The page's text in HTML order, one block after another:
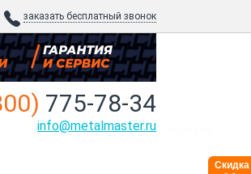
заказать бесплатный звонок
775-78-34
info@metalmaster.ru
сейчасэтот товар
смотрят 5 человек
Скидка